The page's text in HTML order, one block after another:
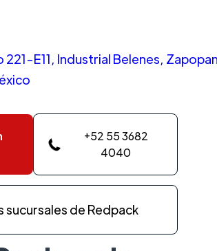
E11, Industrial Belenes,
+52 55 3682
4040
sucursales de Redpack